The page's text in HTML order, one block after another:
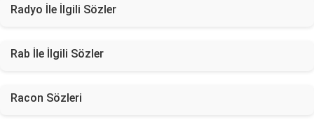
Radyo İle İlgili Sözler
Rab İle İlgili Sözler
Racon Sözleri